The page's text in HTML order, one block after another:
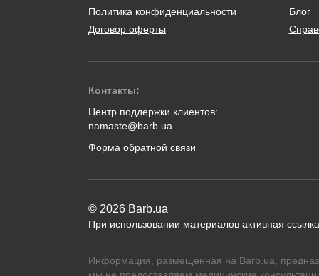
Политика конфиденциальности
Договор оферты
Блог
Контакты:
Центр поддержки клиентов:
namaste@barb.ua
Форма обратной связи
© 2026 Barb.ua
При использовании материалов активная
Информация, размещенная на Barb.ua,